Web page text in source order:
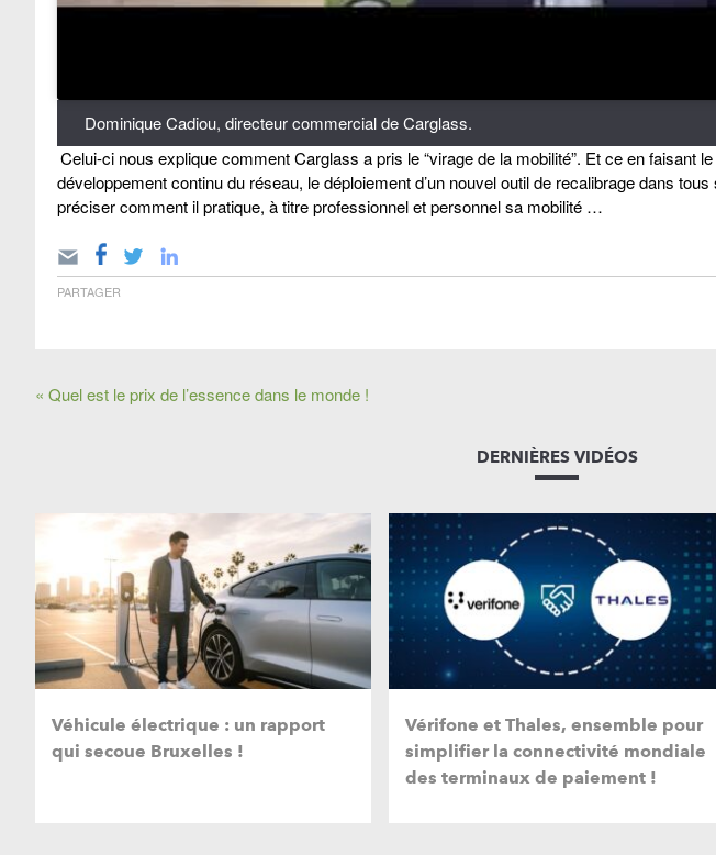
Dominique Cadiou, directeur commercial de Carglass.
Celui-ci nous explique comment Carglass a pris le “virage de la mobilité”. Et ce en faisant
développement continu du réseau, le déploiement d’un nouvel outil de recalibrage dans
préciser comment il pratique, à titre professionnel et personnel sa mobilité …
PARTAGER
« Quel est le prix de l’essence dans le monde !
DERNIÈRES VIDÉOS
Véhicule électrique : un rapport
qui secoue Bruxelles !
Vérifone et Thales, ensemble pour
simplifier la connectivité mondiale
des terminaux de paiement !